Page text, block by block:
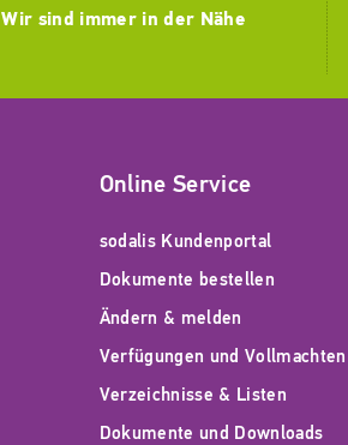
Wir sind immer in der Nähe
Online Service
sodalis Kundenportal
Dokumente bestellen
Ändern & melden
Verfügungen und Vollmachten
Verzeichnisse & Listen
Dokumente und Downloads